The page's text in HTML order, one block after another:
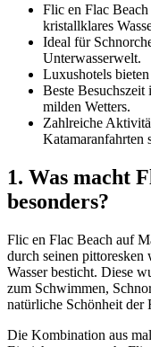
Flic en Flac
kristallklares
Ideal für
Unterwasserwelt.
Luxushotels
Beste Besuchszeit
milden Wetters.
Zahlreiche
Katamaranfahrten
1. Was macht
besonders?
Flic en Flac Beach auf
durch seinen pittoresken
Wasser besticht. Diese
zum Schwimmen,
natürliche Schönheit der
Die Kombination aus